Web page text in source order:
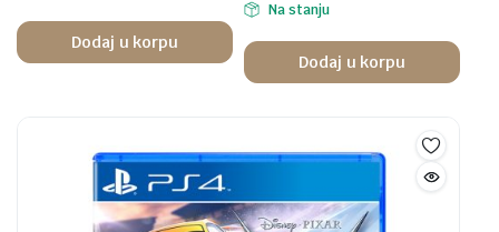
Dodaj u korpu
Na stanju
Dodaj u korpu